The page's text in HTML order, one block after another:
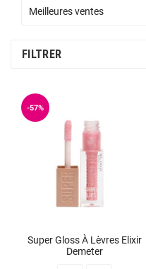
Meilleures ventes
FILTRER
-57%
Super Gloss À Lèvres Elixir
Demeter